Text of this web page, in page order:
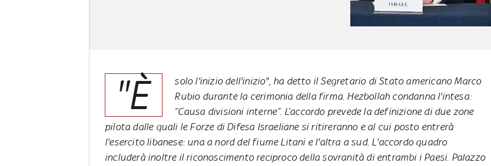
"È
solo l'inizio dell'inizio", ha detto il Segretario di Stato americano Marco
Rubio durante la cerimonia della firma. Hezbollah condanna l'intesa:
“Causa divisioni interne”. L’accordo prevede la definizione di due zone
pilota dalle quali le Forze di Difesa Israeliane si ritireranno e al cui posto entrerà
l'esercito libanese: una a nord del fiume Litani e l'altra a sud. L'accordo quadro
includerà inoltre il riconoscimento reciproco della sovranità di entrambi i Paesi. Palazzo